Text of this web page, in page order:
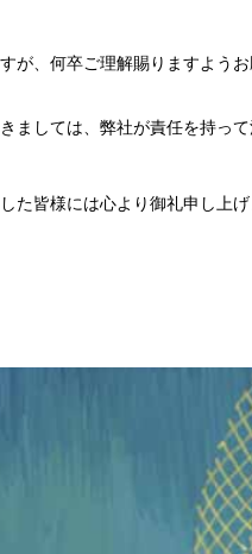
が、何卒ご理解賜りますよう
ましては、弊社が責任を持っ
た皆様には心より御礼申し上げ